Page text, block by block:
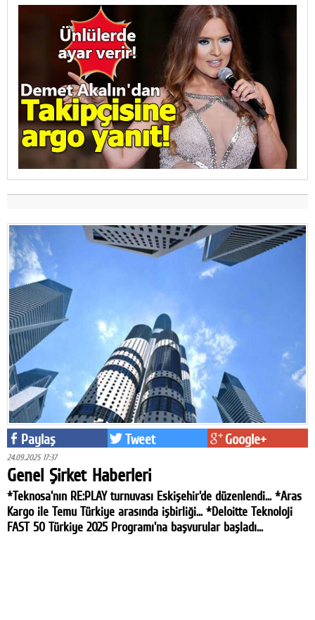
Paylaş Tweet Google+
24.09.2025 17:37
Genel Şirket Haberleri
*Teknosa'nın RE:PLAY turnuvası Eskişehir'de düzenlendi... *Aras
Kargo ile Temu Türkiye arasında işbirliği... *Deloitte Teknoloji
FAST 50 Türkiye 2025 Programı'na başvurular başladı...